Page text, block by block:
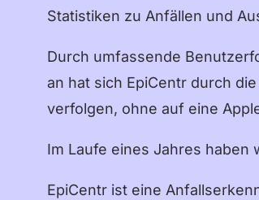
Statistiken zu Anfällen und
Durch umfassende
an hat sich EpiCentr durch
verfolgen, ohne auf eine
Im Laufe eines Jahres
EpiCentr ist eine